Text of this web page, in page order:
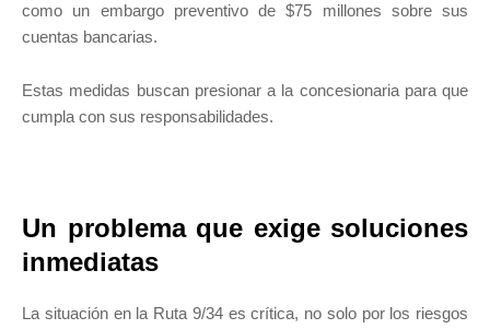
como un embargo preventivo de $75 millones sobre sus
cuentas bancarias.
Estas medidas buscan presionar a la concesionaria para que
cumpla con sus responsabilidades.
Un problema que exige soluciones
inmediatas
La situación en la Ruta 9/34 es crítica, no solo por los riesgos